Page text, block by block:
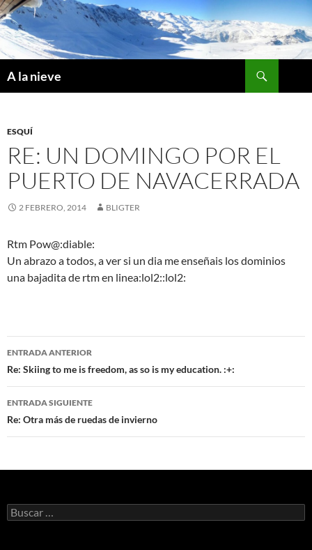
Saltar
al
contenido
A la nieve
ESQUÍ
RE: UN DOMINGO POR EL
PUERTO DE NAVACERRADA
2 FEBRERO, 2014 BLIGTER
Rtm Pow@:diable:
Un abrazo a todos, a ver si un dia me enseñais los dominios
una bajadita de rtm en linea:lol2::lol2:
Navegación
de
entradas
ENTRADA ANTERIOR
Re: Skiing to me is freedom, as so is my education. :+:
ENTRADA SIGUIENTE
Re: Otra más de ruedas de invierno
Buscar: